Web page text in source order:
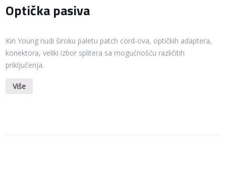
Optička pasiva
Kin Young nudi široku paletu patch cord-ova, optičkih adaptera,
konektora, veliki izbor splitera sa mogućnošću različitih
priključenja.
Više